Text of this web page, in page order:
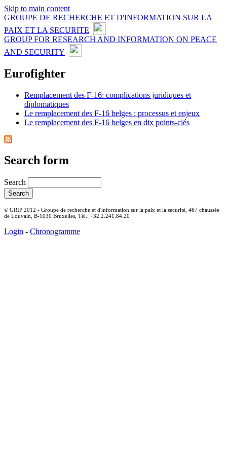
Skip to main content
GROUPE DE RECHERCHE ET D'INFORMATION SUR LA
PAIX ET LA SECURITE
GROUP FOR RESEARCH AND INFORMATION ON PEACE
AND SECURITY
Eurofighter
Remplacement des F-16: complications juridiques et
diplomatiques
Le remplacement des F-16 belges : processus et enjeux
Le remplacement des F-16 belges en dix points-clés
Search form
Search
© GRIP 2012 - Groupe de recherche et d'information sur la paix et la sécurité, 467 chaussée
de Louvain, B-1030 Bruxelles, Tél.: +32.2.241.84.20
Login - Chronogramme